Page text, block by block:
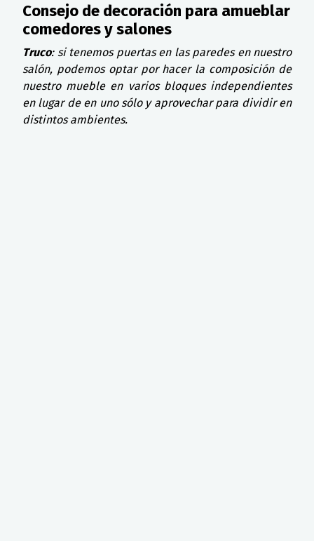
Consejo de decoración para amueblar
comedores y salones
Truco: si tenemos puertas en las paredes en nuestro
salón, podemos optar por hacer la composición de
nuestro mueble en varios bloques independientes
en lugar de en uno sólo y aprovechar para dividir en
distintos ambientes.